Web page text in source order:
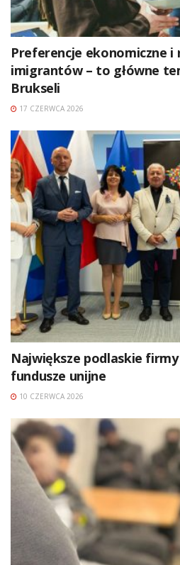
Preferencje ekonomiczne i
imigrantów – to główne
Brukseli
17 CZERWCA 2026
Największe podlaskie
fundusze unijne
10 CZERWCA 2026